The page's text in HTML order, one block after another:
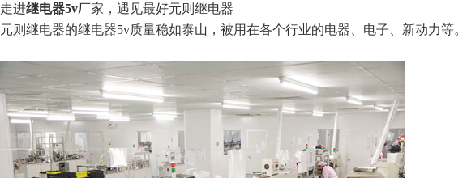
走进继电器5v厂家，遇见最好元则继电器
元则继电器的继电器5v质量稳如泰山，被用在各个行业的电器、电子、新动力等。